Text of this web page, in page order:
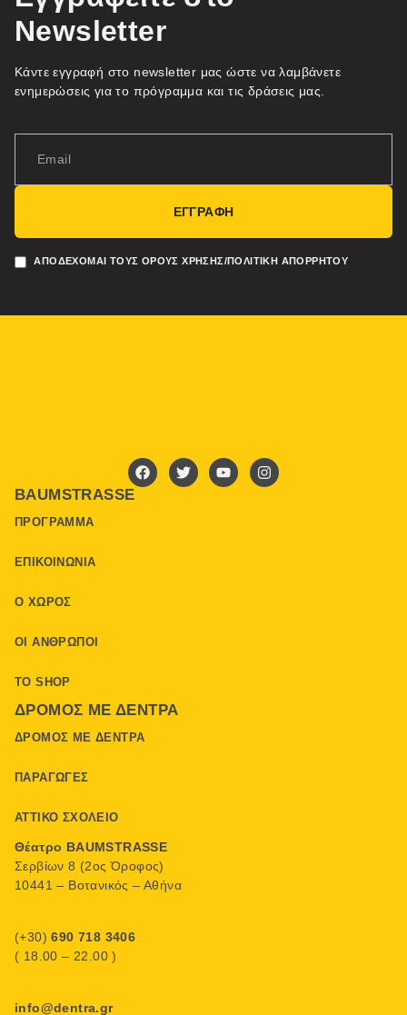
Newsletter
Κάντε εγγραφή στο newsletter μας ώστε να λαμβάνετε
ενημερώσεις για το πρόγραμμα και τις δράσεις μας.
ΑΠΟΔΈΧΟΜΑΙ ΤΟΥΣ ΌΡΟΥΣ ΧΡΉΣΗΣ/ΠΟΛΙΤΙΚΉ ΑΠΟΡΡΉΤΟΥ
ΕΓΓΡΑΦΗ
BAUMSTRASSE
ΠΡΌΓΡΑΜΜΑ
ΕΠΙΚΟΙΝΩΝΊΑ
Ο ΧΏΡΟΣ
ΟΙ ΆΝΘΡΩΠΟΙ
ΤΟ SHOP
ΔΡΌΜΟΣ ΜΕ ΔΈΝΤΡΑ
ΔΡΌΜΟΣ ΜΕ ΔΈΝΤΡΑ
ΠΑΡΑΓΩΓΈΣ
ΑΤΤΙΚΌ ΣΧΟΛΕΊΟ
Θέατρο BAUMSTRASSE
Σερβίων 8 (2ος Όροφος)
10441 – Βοτανικός – Αθήνα
(+30)690 718 3406
( 18.00 – 22.00 )
info@dentra.gr